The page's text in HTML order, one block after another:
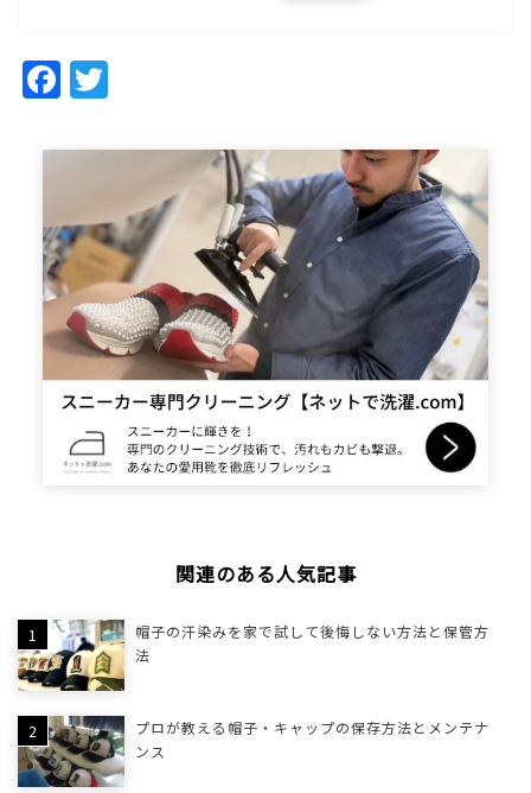
Facebook
関連のある人気記事
帽子の汗染みを家で試して後悔しない方法と保管方
法
プロが教える帽子・キャップの保存方法とメンテナ
ンス